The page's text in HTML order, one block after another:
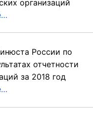
организаций
России по
отчетности
за 2018 год